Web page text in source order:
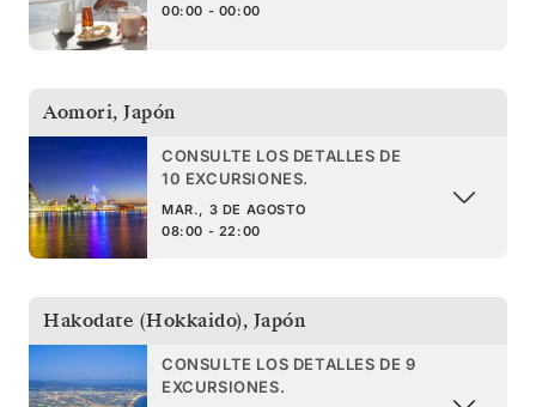
00:00 - 00:00
Aomori, Japón
CONSULTE LOS DETALLES DE
10 EXCURSIONES.
MAR., 3 DE AGOSTO
08:00 - 22:00
Hakodate (Hokkaido), Japón
CONSULTE LOS DETALLES DE 9
EXCURSIONES.